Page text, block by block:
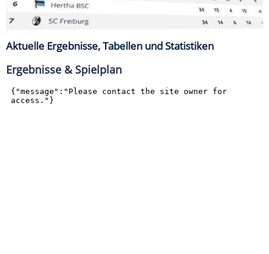
Aktuelle Ergebnisse, Tabellen und Statistiken
Ergebnisse & Spielplan